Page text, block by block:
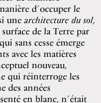
d’occuper le
une architecture du sol,
de la Terre par
sans cesse émerge
avec les matières
nouveau,
qui réinterroge les
des années
en blanc, n’était